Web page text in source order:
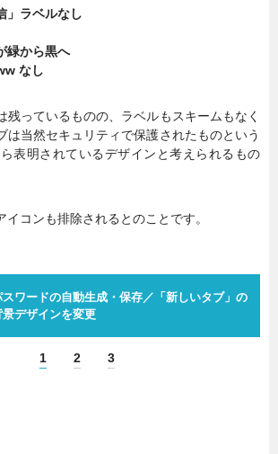
」ラベルなし
緑から黒へ
なし
っているものの、ラベルもスキームもなく
は当然セキュリティで保護されたものという
表明されているデザインと考えられるもの
コンも排除されるとのことです。
スワードの自動生成・保存／「新しいタブ」の
景デザインを変更
1 2 3